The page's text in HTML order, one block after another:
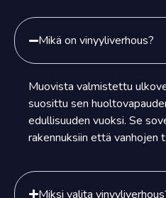
Mikä on vinyyliverhous?
Muovista valmistettu
suosittu sen
edullisuuden vuoksi. Se
rakennuksiin että vanhojen
Miksi valita